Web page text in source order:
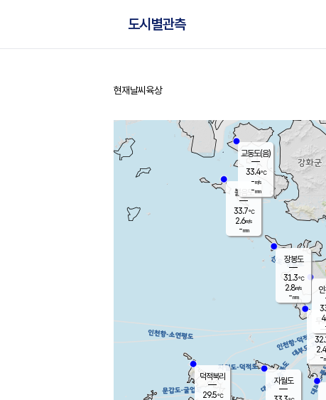
도시별관측
홈
현재날씨 육상
2.4
-
볼음도
33.7℃
2.6m/s
-mm
자월도
장봉도
31.3℃
2.8m/s
-mm
덕적북리
29.5℃
교동도(음)
33.4℃
-m/s
-mm